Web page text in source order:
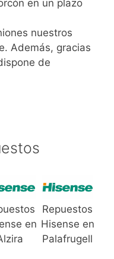
en un plazo
nuestros
Además, gracias
de
en
Repuestos
Hisense en
Palafrugell